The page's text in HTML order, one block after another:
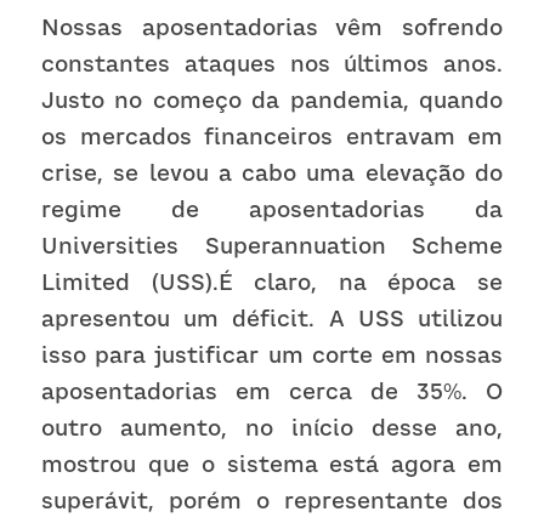
Nossas aposentadorias vêm sofrendo
constantes ataques nos últimos anos.
Justo no começo da pandemia, quando
os mercados financeiros entravam em
crise, se levou a cabo uma elevação do
regime de aposentadorias da
Universities Superannuation Scheme
Limited (USS).É claro, na época se
apresentou um déficit. A USS utilizou
isso para justificar um corte em nossas
aposentadorias em cerca de 35%. O
outro aumento, no início desse ano,
mostrou que o sistema está agora em
superávit, porém o representante dos